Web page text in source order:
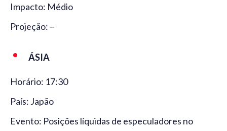
Impacto: Médio
Projeção: –
ÁSIA
Horário: 17:30
País: Japão
Evento: Posições líquidas de especuladores no